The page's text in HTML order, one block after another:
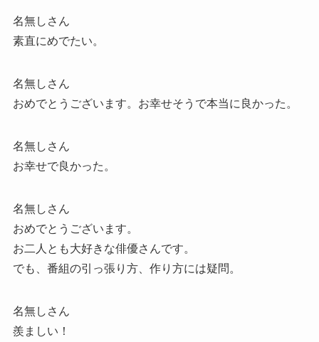
名無しさん
素直にめでたい。
名無しさん
おめでとうございます。お幸せそうで本当に良かった。
名無しさん
お幸せで良かった。
名無しさん
おめでとうございます。
お二人とも大好きな俳優さんです。
でも、番組の引っ張り方、作り方には疑問。
名無しさん
羨ましい！